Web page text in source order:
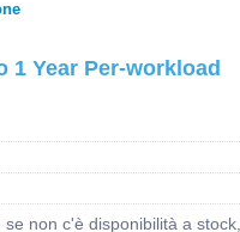
Year Per-workload
non c'è disponibilità a